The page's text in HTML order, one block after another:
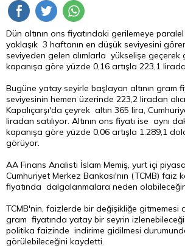
Dün altının ons fiyatındaki gerilemeye
yaklaşık 3 haftanın en düşük seviyesini
seviyeden gelen alımlarla yükselişe geçerek
kapanışa göre yüzde 0,16 artışla 223,1
Bugüne yatay seyirle başlayan altının gram
seviyesinin hemen üzerinde 223,2 liradan
Kapalıçarşı'da çeyrek altın 365 lira,
liradan satılıyor. Altının ons fiyatı ise aynı
kapanışa göre yüzde 0,06 artışla 1.289,1
görüyor.
AA Finans Analisti İslam Memiş, yurt içi
Cumhuriyet Merkez Bankası'nın (TCMB) faiz
fiyatında dalgalanmalara neden
TCMB'nin, faizlerde bir değişikliğe gitmemesi
gram fiyatında yatay bir seyrin
politika faizinde indirime gidilmesi
görülebileceğini kaydetti.